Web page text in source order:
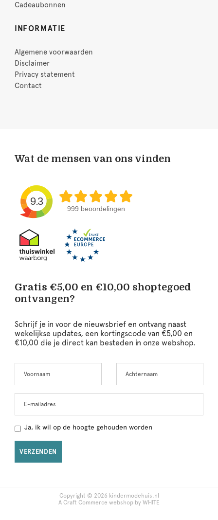
Cadeaubonnen
INFORMATIE
Algemene voorwaarden
Disclaimer
Privacy statement
Contact
Wat de mensen van ons vinden
9.3
999 beoordelingen
Gratis €5,00 en €10,00 shoptegoed
ontvangen?
Schrijf je in voor de nieuwsbrief en ontvang naast
wekelijkse updates, een kortingscode van €5,00 en
€10,00 die je direct kan besteden in onze webshop.
this
Ja, ik wil op de hoogte gehouden worden
VERZENDEN
Copyright © 2026 kindermodehuis.nl
A Craft Commerce webshop by WHITE